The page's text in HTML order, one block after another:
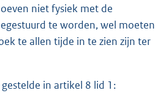
niet fysiek met de
te worden, wel moeten
te allen tijde in te zien zijn ter
in artikel 8 lid 1: